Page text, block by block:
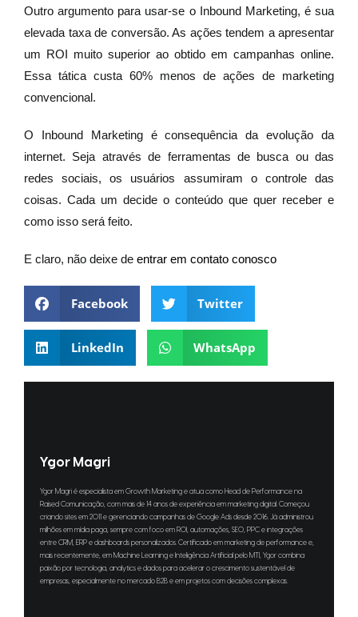
Outro argumento para usar-se o Inbound Marketing, é sua
elevada taxa de conversão. As ações tendem a apresentar
um ROI muito superior ao obtido em campanhas online.
Essa tática custa 60% menos de ações de marketing
convencional.
O Inbound Marketing é consequência da evolução da
internet. Seja através de ferramentas de busca ou das
redes sociais, os usuários assumiram o controle das
coisas. Cada um decide o conteúdo que quer receber e
como isso será feito.
E claro, não deixe de entrar em contato conosco
Facebook Twitter
LinkedIn WhatsApp
Ygor Magri
Ygor Magri é especialista em Growth Marketing e atua como Head de Performance na
Raised Comunicação, com mais de 14 anos de experiência em marketing digital. Começou
criando sites em 2011 e gerenciando campanhas de Google Ads desde 2016. Já administrou
milhões em mídia paga, sempre com foco em ROI, automações, SEO, PPC e integrações
entre CRM, ERP e dashboards personalizados. Certificado em marketing de performance e,
mais recentemente, em Machine Learning e Inteligência Artificial pelo MTI, Ygor combina
paixão por tecnologia, analytics e dados para acelerar o crescimento sustentável de
empresas, especialmente no mercado B2B e em projetos com decisões complexas.